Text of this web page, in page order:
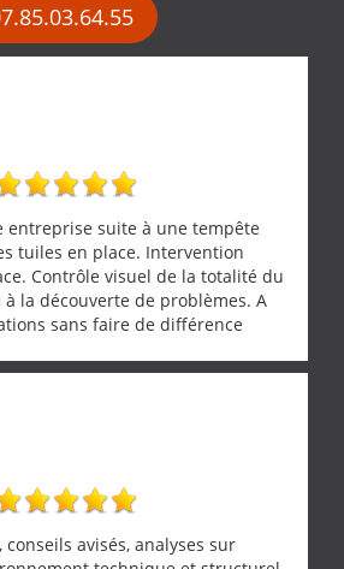
entreprise suite à une tempête
tuiles en place. Intervention
Contrôle visuel de la totalité du
la découverte de problèmes. A
sans faire de différence
avisés, analyses sur